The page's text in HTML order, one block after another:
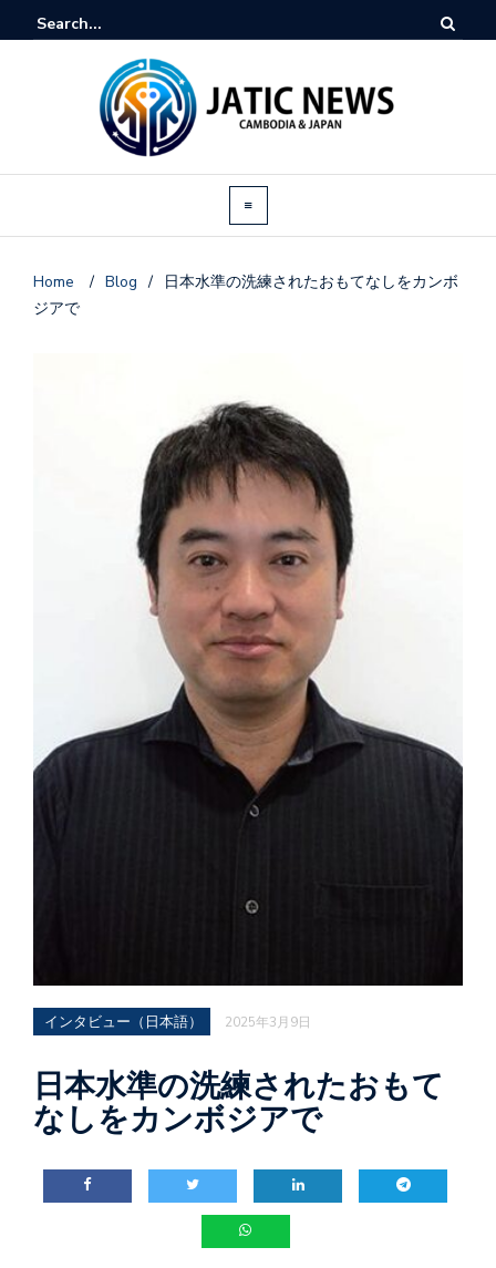
Home / Blog /
日本水準の洗練されたおもてなしをカンボ
ジアで
インタビュー（日本語） 2025年3月9日
日本水準の洗練されたおもて
なしをカンボジアで